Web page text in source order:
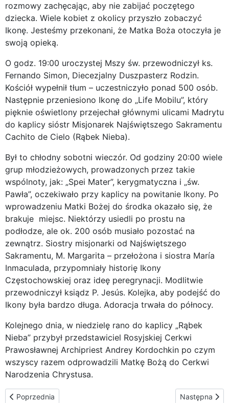
rozmowy zachęcając, aby nie zabijać poczętego
dziecka. Wiele kobiet z okolicy przyszło zobaczyć
Ikonę. Jesteśmy przekonani, że Matka Boża otoczyła je
swoją opieką.
O godz. 19:00 uroczystej Mszy św. przewodniczył ks.
Fernando Simon, Diecezjalny Duszpasterz Rodzin.
Kościół wypełnił tłum – uczestniczyło ponad 500 osób.
Następnie przeniesiono Ikonę do „Life Mobilu”, który
pięknie oświetlony przejechał głównymi ulicami Madrytu
do kaplicy sióstr Misjonarek Najświętszego Sakramentu
Cachito de Cielo (Rąbek Nieba).
Był to chłodny sobotni wieczór. Od godziny 20:00 wiele
grup młodzieżowych, prowadzonych przez takie
wspólnoty, jak: „Spei Mater”, kerygmatyczna i „św.
Pawła”, ­oczekiwało przy kaplicy na powitanie Ikony. Po
wprowadzeniu Matki Bożej do środka okazało się, że
brakuje miejsc. Niektórzy usiedli po prostu na
podłodze, ale ok. 200 osób musiało pozostać na
zewnątrz. Siostry misjonarki od Najświętszego
Sakramentu, M. Margarita – przełożona i siostra María
Inmaculada, przypomniały historię Ikony
Częstochowskiej oraz ideę peregrynacji. Modlitwie
przewodniczył ksiądz P. Jesús. Kolejka, aby podejść do
Ikony była bardzo długa. Adoracja trwała do północy.
Kolejnego dnia, w niedzielę rano do kaplicy „Rąbek
Nieba” przybył przedstawiciel Rosyjskiej Cerkwi
Prawosławnej Archipriest Andrey Kordochkin po czym
wszyscy razem odprowadzili Matkę Bożą do Cerkwi
Narodzenia Chrystusa.
Poprzednia strona: Wizyta w Rosyjskim Kościele prawosławnym
Poprzednia Następna
Następna